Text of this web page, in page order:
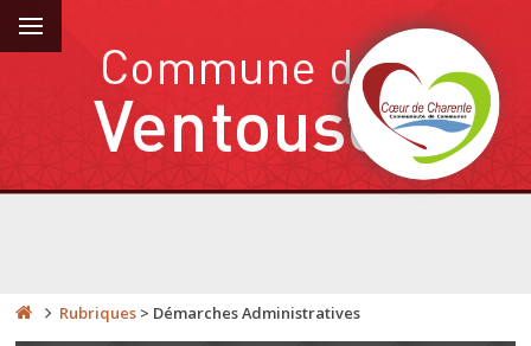
Rubriques > Démarches Administratives